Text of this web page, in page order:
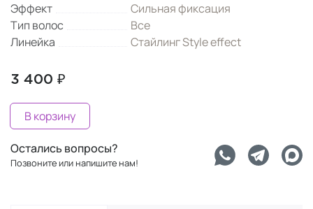
Эффект
Сильная фиксация
Тип волос
Все
Линейка
Стайлинг Style effect
3 400 ₽
В корзину
Остались вопросы?
Позвоните или напишите нам!